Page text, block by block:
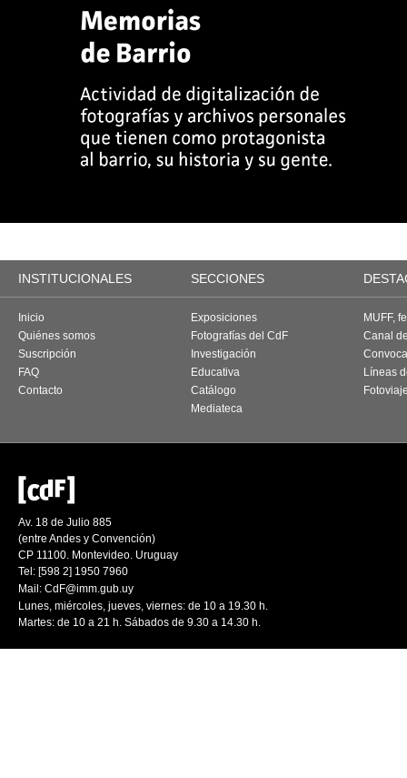
INSTITUCIONALES SECCIONES
Inicio
Quiénes somos
Suscripción
FAQ
Contacto
Exposiciones
Fotografías del CdF
Investigación
Educativa
Catálogo
Mediateca
MUFF,
Canal
Líneas
Av. 18 de Julio 885
(entre Andes y Convención)
CP 11100. Montevideo. Uruguay
Tel: [598 2] 1950 7960
Mail: CdF@imm.gub.uy
Lunes, miércoles, jueves, viernes: de 10 a 19.30 h.
Martes: de 10 a 21 h. Sábados de 9.30 a 14.30 h.